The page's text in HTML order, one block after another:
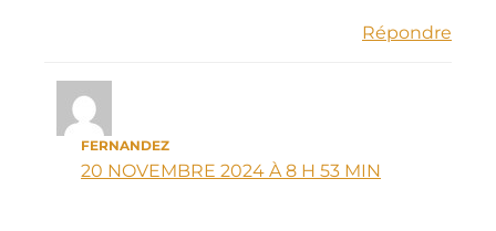
Répondre
FERNANDEZ
20 NOVEMBRE 2024 À 8 H 53 MIN